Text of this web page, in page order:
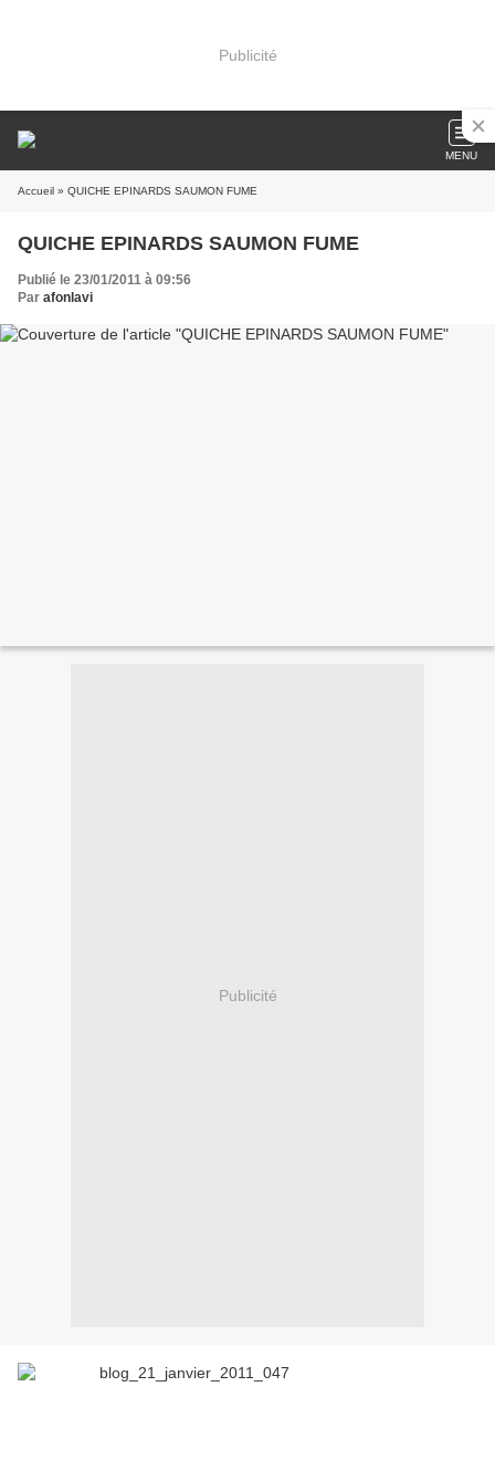
Publicité
MENU
Accueil » QUICHE EPINARDS SAUMON FUME
QUICHE EPINARDS SAUMON FUME
Publié le 23/01/2011 à 09:56
Par afonlavi
Publicité